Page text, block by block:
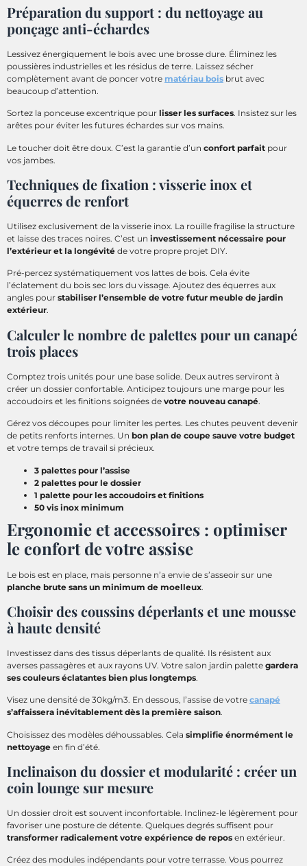
Préparation du support : du nettoyage au
ponçage anti-échardes
Lessivez énergiquement le bois avec une brosse dure. Éliminez les
poussières industrielles et les résidus de terre. Laissez sécher
complètement avant de poncer votre matériau bois brut avec
beaucoup d’attention.
Sortez la ponceuse excentrique pour lisser les surfaces. Insistez sur les
arêtes pour éviter les futures échardes sur vos mains.
Le toucher doit être doux. C’est la garantie d’un confort parfait pour
vos jambes.
Techniques de fixation : visserie inox et
équerres de renfort
Utilisez exclusivement de la visserie inox. La rouille fragilise la structure
et laisse des traces noires. C’est un investissement nécessaire pour
l’extérieur et la longévité de votre propre projet DIY.
Pré-percez systématiquement vos lattes de bois. Cela évite
l’éclatement du bois sec lors du vissage. Ajoutez des équerres aux
angles pour stabiliser l’ensemble de votre futur meuble de jardin
extérieur.
Calculer le nombre de palettes pour un canapé
trois places
Comptez trois unités pour une base solide. Deux autres serviront à
créer un dossier confortable. Anticipez toujours une marge pour les
accoudoirs et les finitions soignées de votre nouveau canapé.
Gérez vos découpes pour limiter les pertes. Les chutes peuvent devenir
de petits renforts internes. Un bon plan de coupe sauve votre budget
et votre temps de travail si précieux.
3 palettes pour l’assise
2 palettes pour le dossier
1 palette pour les accoudoirs et finitions
50 vis inox minimum
Ergonomie et accessoires : optimiser
le confort de votre assise
Le bois est en place, mais personne n’a envie de s’asseoir sur une
planche brute sans un minimum de moelleux.
Choisir des coussins déperlants et une mousse
à haute densité
Investissez dans des tissus déperlants de qualité. Ils résistent aux
averses passagères et aux rayons UV. Votre salon jardin palette gardera
ses couleurs éclatantes bien plus longtemps.
Visez une densité de 30kg/m3. En dessous, l’assise de votre canapé
s’affaissera inévitablement dès la première saison.
Choisissez des modèles déhoussables. Cela simplifie énormément le
nettoyage en fin d’été.
Inclinaison du dossier et modularité : créer un
coin lounge sur mesure
Un dossier droit est souvent inconfortable. Inclinez-le légèrement pour
favoriser une posture de détente. Quelques degrés suffisent pour
transformer radicalement votre expérience de repos en extérieur.
Créez des modules indépendants pour votre terrasse. Vous pourrez